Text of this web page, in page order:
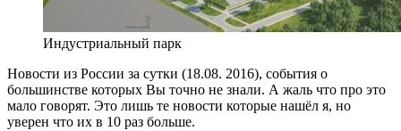
Индустриальный парк
Новости из России за сутки (18.08. 2016), события о
большинстве которых Вы точно не знали. А жаль что про это
мало говорят. Это лишь те новости которые нашёл я, но
уверен что их в 10 раз больше.